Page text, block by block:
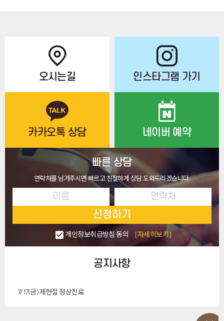
공지사항
7/17(금) 제헌절 정상진료
오시는길 인스타그램 가기
카카오톡 상담 네이버 예약
빠른 상담
연락처를 남겨주시면 빠르고 친절하게 상담 도와드리겠습니다.
신청하기
개인정보취급방침 동의 [자세히보기]